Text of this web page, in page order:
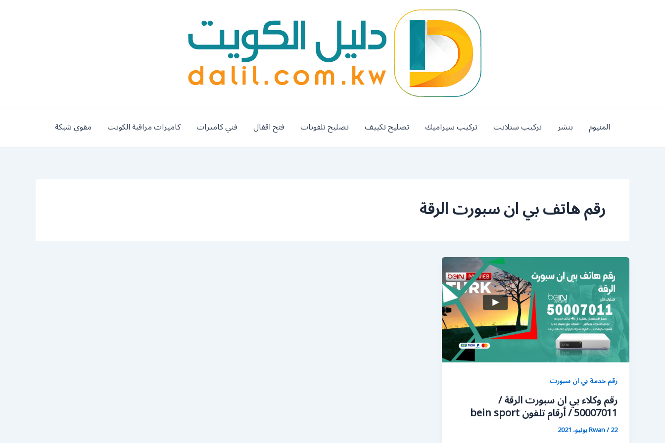
المنيوم بنشر تركيب ستلايت تركيب سيراميك تصليح تكييف تصليح تلفونات فتح اقفال فني كاميرات كاميرات مراقبة الكويت مقوي شبكة
رقم هاتف بي ان سبورت الرقة
رقم خدمة بي ان سبورت
رقم وكلاء بي ان سبورت الرقة /
50007011 / أرقام تلفون bein sport
Rwan/22 يونيو، 2021